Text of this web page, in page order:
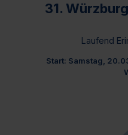
31.
Laufend
Start: Samstag,